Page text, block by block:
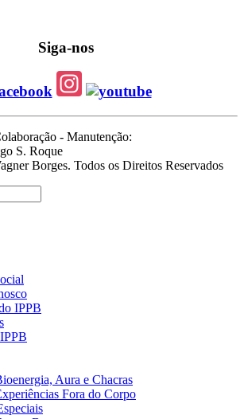
Siga-nos
- Manutenção:
S. Roque
Borges. Todos os Direitos Reservados
IPPB
Aura e Chacras
Fora do Corpo